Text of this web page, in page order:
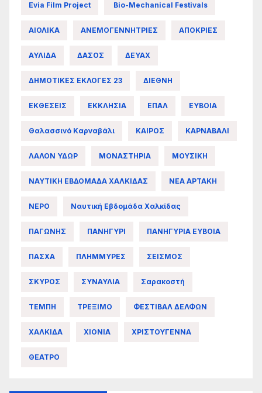
Evia Film Project Bio-Mechanical Festivals
ΑΙΟΛΙΚΑ ΑΝΕΜΟΓΕΝΝΗΤΡΙΕΣ ΑΠΟΚΡΙΕΣ
ΑΥΛΙΔΑ ΔΑΣΟΣ ΔΕΥΑΧ
ΔΗΜΟΤΙΚΕΣ ΕΚΛΟΓΕΣ 23 ΔΙΕΘΝΗ
ΕΚΘΕΣΕΙΣ ΕΚΚΛΗΣΙΑ ΕΠΑΛ ΕΥΒΟΙΑ
Θαλασσινό Καρναβάλι ΚΑΙΡΟΣ ΚΑΡΝΑΒΑΛΙ
ΛΑΛΟΝ ΥΔΩΡ ΜΟΝΑΣΤΗΡΙΑ ΜΟΥΣΙΚΗ
ΝΑΥΤΙΚΗ ΕΒΔΟΜΑΔΑ ΧΑΛΚΙΔΑΣ ΝΕΑ ΑΡΤΑΚΗ
ΝΕΡΟ Ναυτική Εβδομάδα Χαλκίδας
ΠΑΓΩΝΗΣ ΠΑΝΗΓΥΡΙ ΠΑΝΗΓΥΡΙΑ ΕΥΒΟΙΑ
ΠΑΣΧΑ ΠΛΗΜΜΥΡΕΣ ΣΕΙΣΜΟΣ
ΣΚΥΡΟΣ ΣΥΝΑΥΛΙΑ Σαρακοστή
ΤΕΜΠΗ ΤΡΕΞΙΜΟ ΦΕΣΤΙΒΑΛ ΔΕΛΦΩΝ
ΧΑΛΚΙΔΑ ΧΙΟΝΙΑ ΧΡΙΣΤΟΥΓΕΝΝΑ
ΘΕΑΤΡΟ